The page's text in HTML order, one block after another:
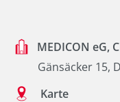
MEDICON eG,
Gänsäcker 15,
Karte